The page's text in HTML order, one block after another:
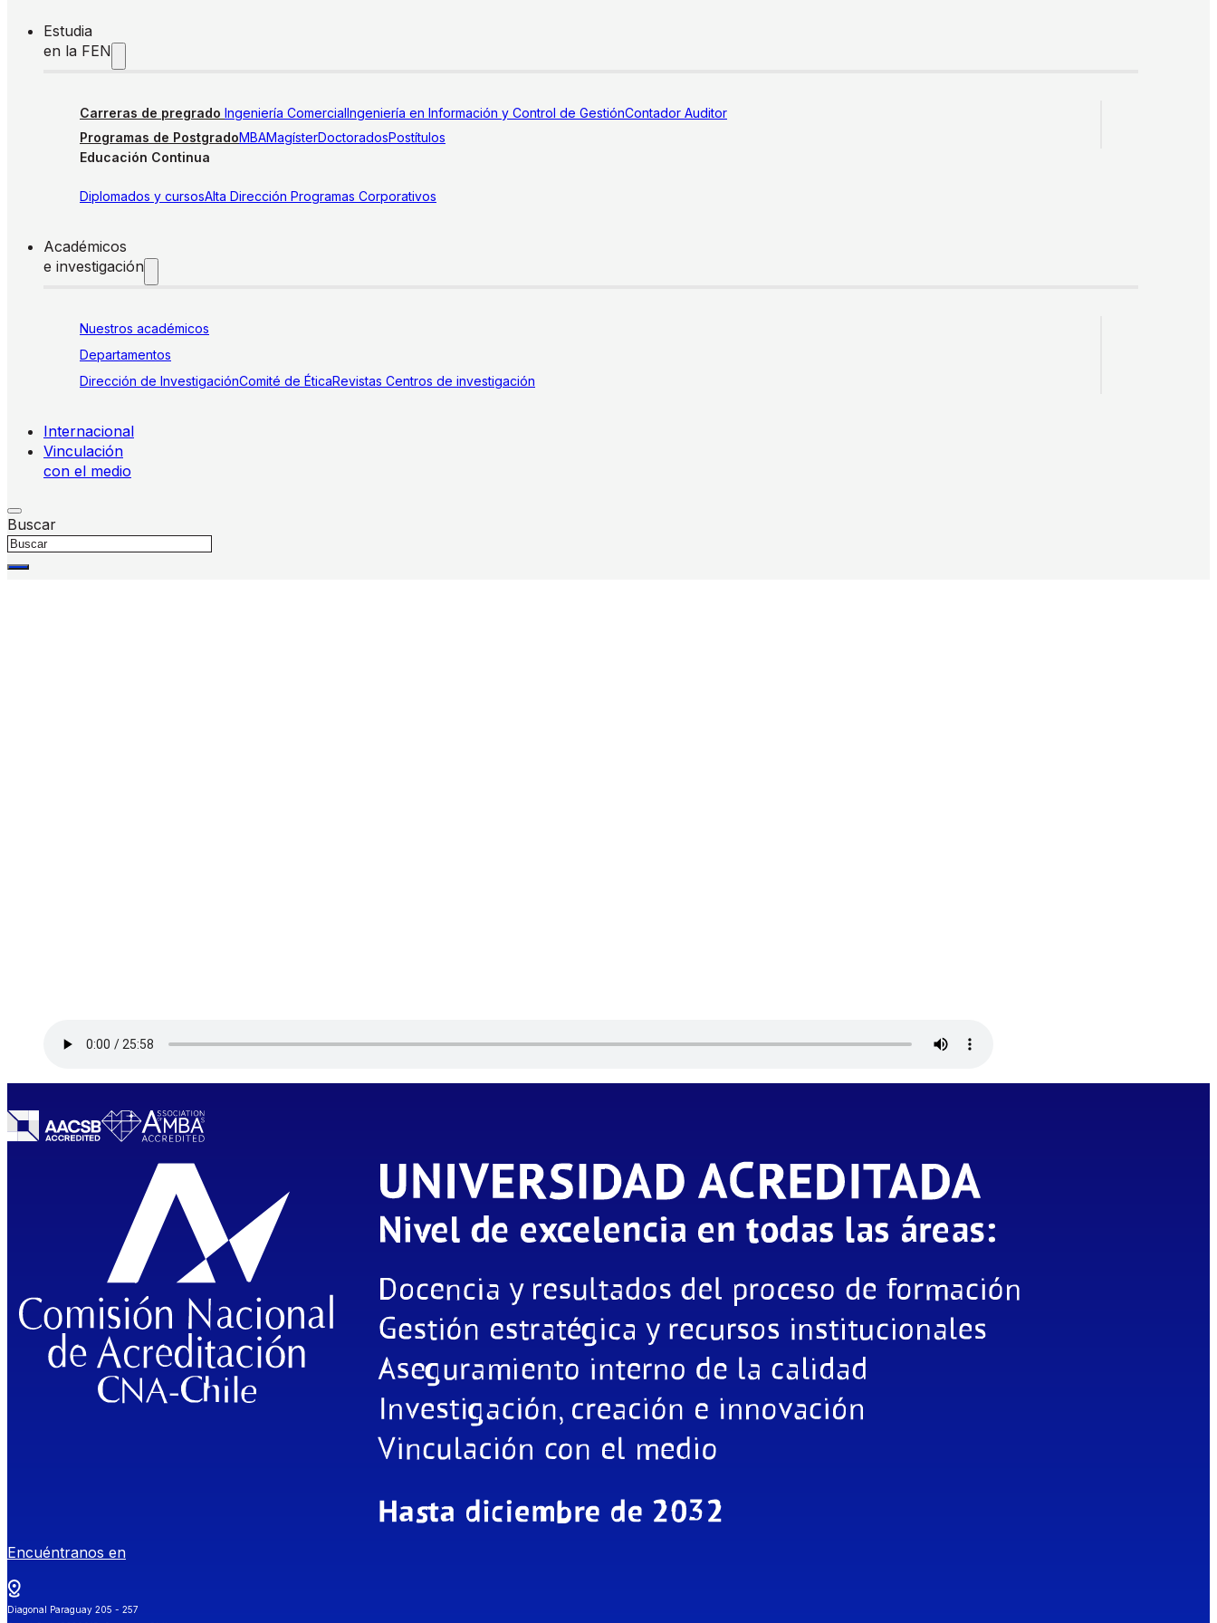
Estudia
en la FEN
Carreras de pregrado Ingeniería ComercialIngeniería en Información y Control de GestiónContador Auditor
Programas de PostgradoMBAMagísterDoctoradosPostítulos
Educación Continua
Diplomados y cursosAlta Dirección Programas Corporativos
Académicos
e investigación
Nuestros académicos
Departamentos
Dirección de InvestigaciónComité de ÉticaRevistas Centros de investigación
Internacional
Vinculación
con el medio
Buscar
Encuéntranos en
Diagonal Paraguay 205 - 257